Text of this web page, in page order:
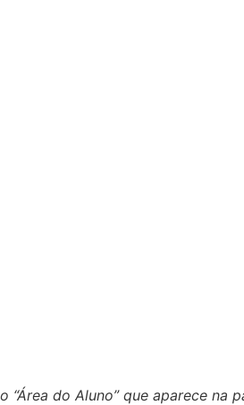
do Aluno” que aparece na